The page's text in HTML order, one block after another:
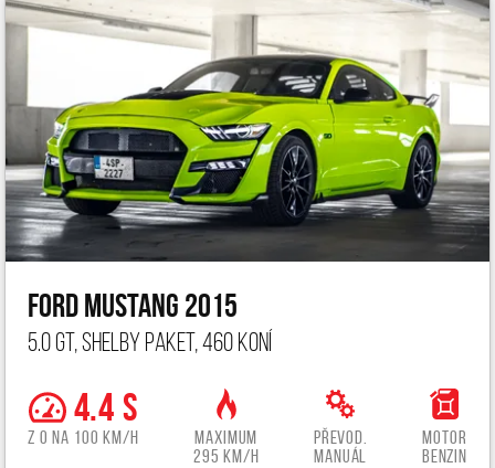
Ford Mustang 2015
5.0 GT, Shelby paket, 460 koní
4.4 s
z 0 na 100 km/h
Maximum
295 km/h
Převod.
manuál
Motor
benzin